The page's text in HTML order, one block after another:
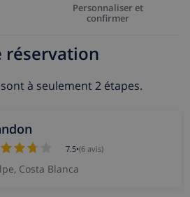
Personnaliser et
confirmer
réservation
à seulement 2 étapes.
7.5•(6 avis)
Costa Blanca